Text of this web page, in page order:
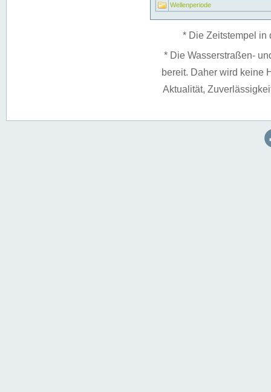
Wellenperiode
* Die Zeitstempel in
* Die Wasserstraßen-
bereit. Daher wird keine
Aktualität,